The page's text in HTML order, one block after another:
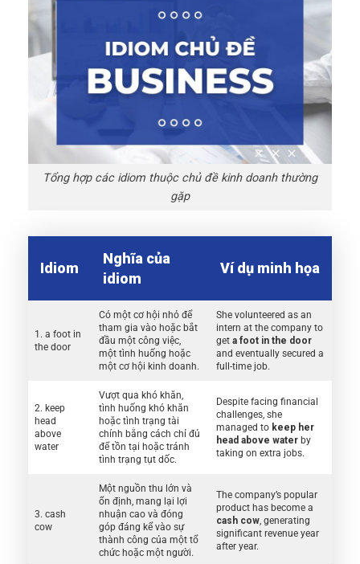
Tổng hợp các idiom thuộc chủ đề kinh doanh thường
gặp
Idiom
Nghĩa của
idiom
Ví dụ minh họa
1. a foot in
the door
Có một cơ hội nhỏ để
tham gia vào hoặc bắt
đầu một công việc,
một tình huống hoặc
một cơ hội kinh doanh.
She volunteered as an
intern at the company to
get a foot in the door
and eventually secured a
full-time job.
2. keep
head
above
water
Vượt qua khó khăn,
tình huống khó khăn
hoặc tình trạng tài
chính bằng cách chỉ đủ
để tồn tại hoặc tránh
tình trạng tụt dốc.
Despite facing financial
challenges, she
managed to keep her
head above water by
taking on extra jobs.
3. cash
cow
Một nguồn thu lớn và
ổn định, mang lại lợi
nhuận cao và đóng
góp đáng kể vào sự
thành công của một tổ
chức hoặc một người.
The company’s popular
product has become a
cash cow , generating
significant revenue year
after year.